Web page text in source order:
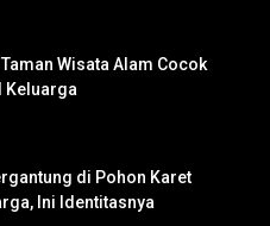
Wisata Alam Cocok
Keluarga
di Pohon Karet
Ini Identitasnya